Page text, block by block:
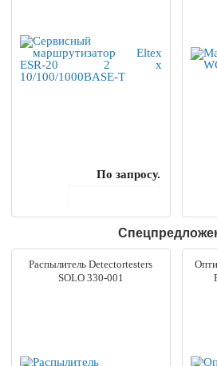
По запросу.
Распылитель Detectortesters
SOLO 330-001